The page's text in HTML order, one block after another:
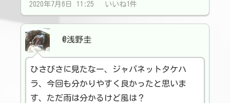
2020年7月6日 11:25 いいね1件
@浅野圭
ひさびさに見たなー、ジャパネットタケハ
ラ、今回も分かりやすく良かったと思いま
す、ただ雨は分かるけど風は？